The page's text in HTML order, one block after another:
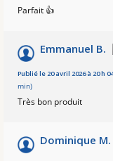
Parfait 👍
Emmanuel B.
Publié le 20 avril 2026 à 20 h
min)
Très bon produit
Dominique M.